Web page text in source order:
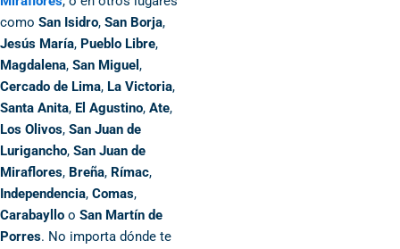
como San Isidro, San Borja,
Jesús María, Pueblo Libre,
Magdalena, San Miguel ,
Cercado de Lima, La Victoria,
Santa Anita, El Agustino, Ate,
Los Olivos, San Juan de
Lurigancho, San Juan de
Miraflores, Breña, Rímac,
Independencia, Comas,
Carabayllo o San Martín de
Porres. No importa dónde te